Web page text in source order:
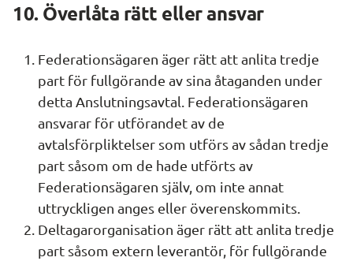
10. Överlåta rätt eller ansvar
Federationsägaren äger rätt att anlita tredje
part för fullgörande av sina åtaganden under
detta Anslutningsavtal. Federationsägaren
ansvarar för utförandet av de
avtalsförpliktelser som utförs av sådan tredje
part såsom om de hade utförts av
Federationsägaren själv, om inte annat
uttryckligen anges eller överenskommits.
Deltagarorganisation äger rätt att anlita tredje
part såsom extern leverantör, för fullgörande